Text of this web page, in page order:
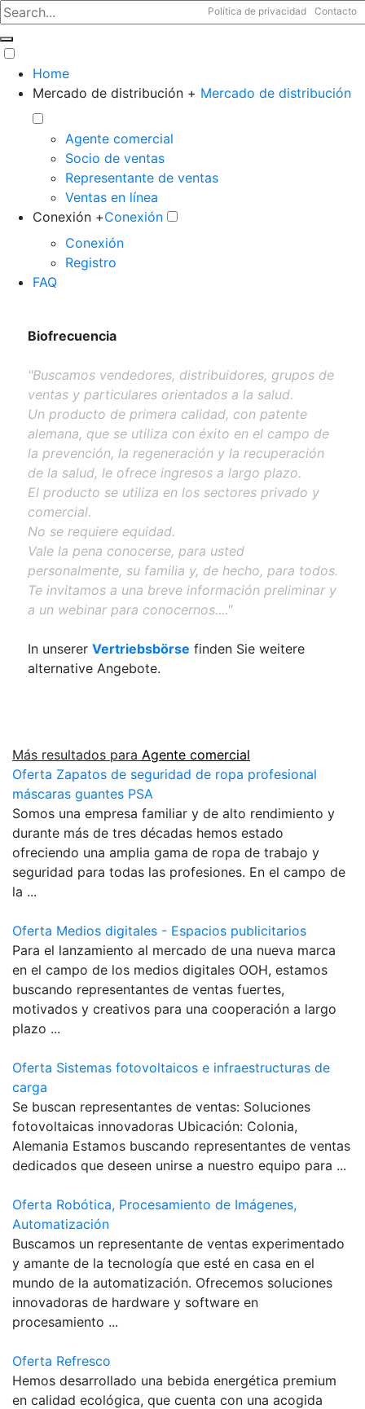
Política de privacidad Contacto
Home
Mercado de distribución + Mercado de distribución
Agente comercial
Socio de ventas
Representante de ventas
Ventas en línea
Conexión +Conexión
Conexión
Registro
FAQ
Biofrecuencia
"Buscamos vendedores, distribuidores, grupos de
ventas y particulares orientados a la salud.
Un producto de primera calidad, con patente
alemana, que se utiliza con éxito en el campo de
la prevención, la regeneración y la recuperación
de la salud, le ofrece ingresos a largo plazo.
El producto se utiliza en los sectores privado y
comercial.
No se requiere equidad.
Vale la pena conocerse, para usted
personalmente, su familia y, de hecho, para todos.
Te invitamos a una breve información preliminar y
a un webinar para conocernos...."
In unserer Vertriebsbörse finden Sie weitere
alternative Angebote.
Más resultados para Agente comercial
Oferta Zapatos de seguridad de ropa profesional
máscaras guantes PSA
Somos una empresa familiar y de alto rendimiento y
durante más de tres décadas hemos estado
ofreciendo una amplia gama de ropa de trabajo y
seguridad para todas las profesiones. En el campo de
la ...
Oferta Medios digitales - Espacios publicitarios
Para el lanzamiento al mercado de una nueva marca
en el campo de los medios digitales OOH, estamos
buscando representantes de ventas fuertes,
motivados y creativos para una cooperación a largo
plazo ...
Oferta Sistemas fotovoltaicos e infraestructuras de
carga
Se buscan representantes de ventas: Soluciones
fotovoltaicas innovadoras Ubicación: Colonia,
Alemania Estamos buscando representantes de ventas
dedicados que deseen unirse a nuestro equipo para ...
Oferta Robótica, Procesamiento de Imágenes,
Automatización
Buscamos un representante de ventas experimentado
y amante de la tecnología que esté en casa en el
mundo de la automatización. Ofrecemos soluciones
innovadoras de hardware y software en
procesamiento ...
Oferta Refresco
Hemos desarrollado una bebida energética premium
en calidad ecológica, que cuenta con una acogida